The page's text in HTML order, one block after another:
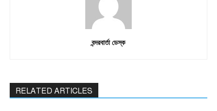
বন্দরবার্তা ডেস্ক
RELATED ARTICLES